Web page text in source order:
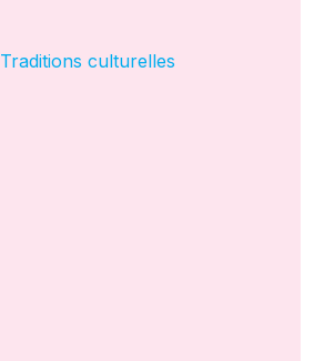
Traditions culturelles